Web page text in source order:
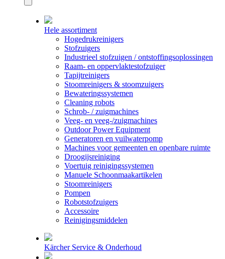
Hele assortiment
Hogedrukreinigers
Stofzuigers
Industrieel stofzuigen / ontstoffingsoplossingen
Raam- en oppervlaktestofzuiger
Tapijtreinigers
Stoomreinigers & stoomzuigers
Bewateringssystemen
Cleaning robots
Schrob- / zuigmachines
Veeg- en veeg-/zuigmachines
Outdoor Power Equipment
Generatoren en vuilwaterpomp
Machines voor gemeenten en openbare ruimte
Droogijsreiniging
Voertuig reinigingssystemen
Manuele Schoonmaakartikelen
Stoomreinigers
Pompen
Robotstofzuigers
Accessoire
Reinigingsmiddelen
Kärcher Service & Onderhoud